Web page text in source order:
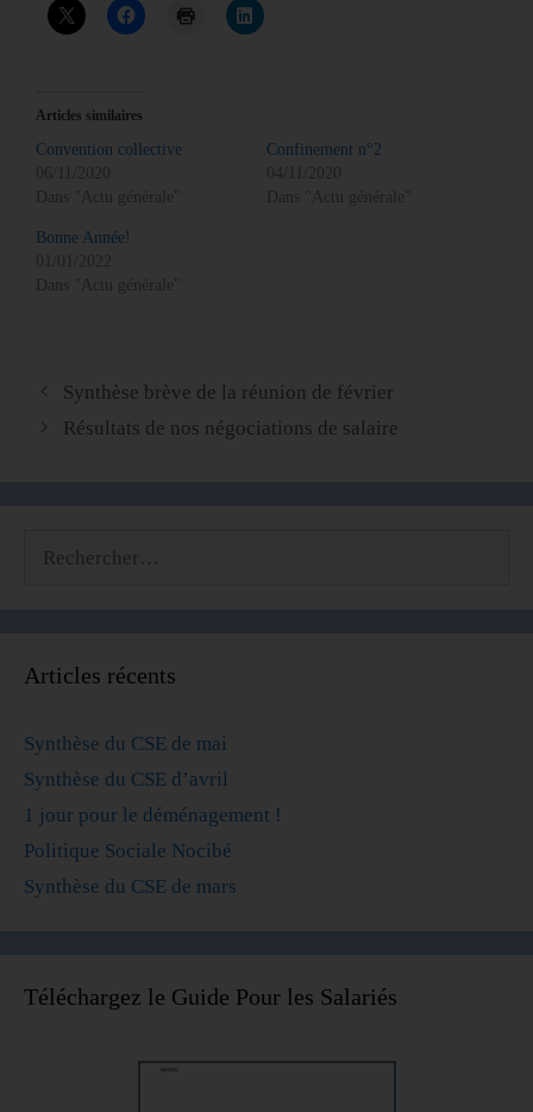
Articles similaires
Convention collective
06/11/2020
Dans "Actu générale"
Confinement n°2
04/11/2020
Dans "Actu générale"
Bonne Année!
01/01/2022
Dans "Actu générale"
Synthèse brève de la réunion de février
Résultats de nos négociations de salaire
Articles récents
Synthèse du CSE de mai
Synthèse du CSE d’avril
1 jour pour le déménagement !
Politique Sociale Nocibé
Synthèse du CSE de mars
Téléchargez le Guide Pour les Salariés